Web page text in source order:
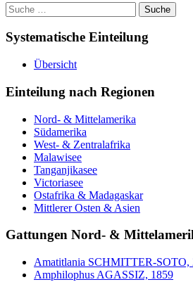
Suche
nach:
Systematische Einteilung
Übersicht
Einteilung nach Regionen
Nord- & Mittelamerika
Südamerika
West- & Zentralafrika
Malawisee
Tanganjikasee
Victoriasee
Ostafrika & Madagaskar
Mittlerer Osten & Asien
Gattungen Nord- &
Amatitlania SCHMITTER-SOTO,
Amphilophus AGASSIZ, 1859